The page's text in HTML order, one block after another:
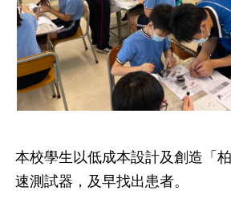
本校學生以低成本設計及創造「
速測試器，及早找出患者。